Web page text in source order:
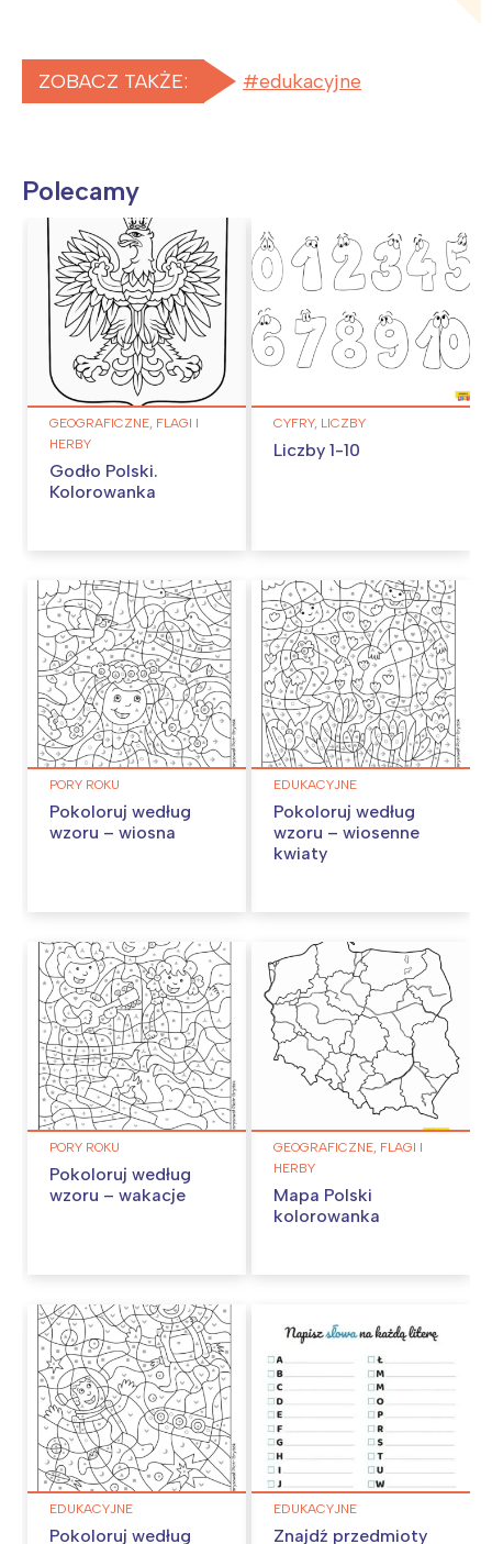
ZOBACZ TAKŻE: edukacyjne
Polecamy
GEOGRAFICZNE, FLAGI I
HERBY
Godło Polski.
Kolorowanka
CYFRY, LICZBY
Liczby 1-10
PORY ROKU
Pokoloruj według
wzoru – wiosna
EDUKACYJNE
Pokoloruj według
wzoru – wiosenne
kwiaty
PORY ROKU
Pokoloruj według
wzoru – wakacje
GEOGRAFICZNE, FLAGI I
HERBY
Mapa Polski
kolorowanka
EDUKACYJNE
Pokoloruj według
EDUKACYJNE
Znajdź przedmioty